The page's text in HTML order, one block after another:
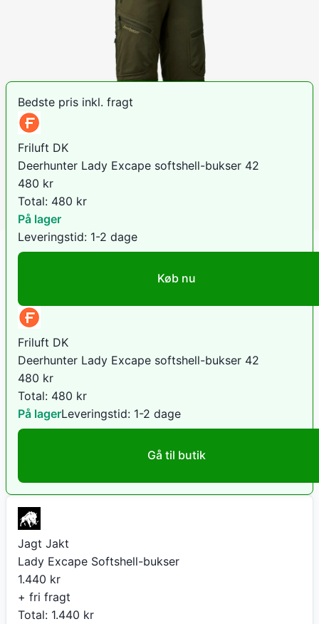
Den billigste pris lige nu er 480 kr hos
Sammenlign priser
Bedste pris inkl. fragt
Friluft DK
Deerhunter Lady Excape softshell-bukser 42
480 kr
Total: 480 kr
På lager
Leveringstid: 1-2 dage
Køb nu
Friluft DK
Deerhunter Lady Excape softshell-bukser 42
480 kr
Total: 480 kr
På lagerLeveringstid: 1-2 dage
Gå til butik
Jagt Jakt
Lady Excape Softshell-bukser
1.440 kr
+ fri fragt
Total: 1.440 kr